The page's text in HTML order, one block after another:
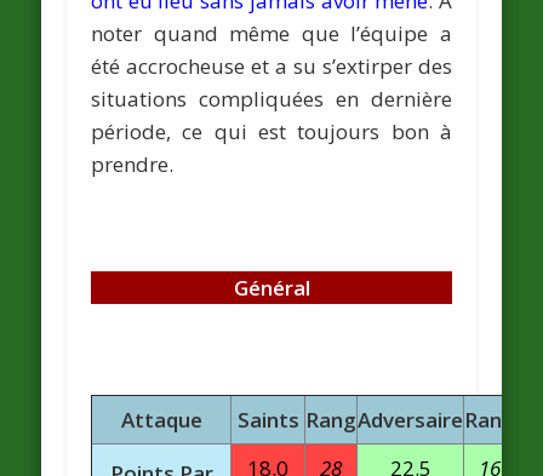
noter quand même que l’équipe a
été accrocheuse et a su s’extirper des
situations compliquées en dernière
période, ce qui est toujours bon à
prendre.
Général
Attaque Saints RangAdversaireRang
18.0 28 22.5 16